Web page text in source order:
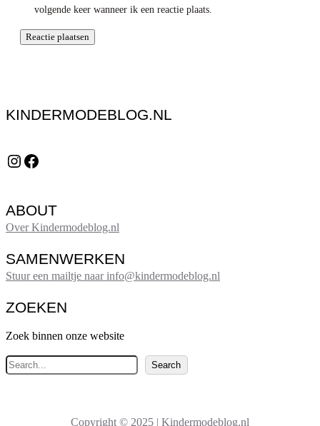
volgende keer wanneer ik een reactie plaats.
KINDERMODEBLOG.NL
Instagram Facebook
ABOUT
Over Kindermodeblog.nl
SAMENWERKEN
Stuur een mailtje naar info@kindermodeblog.nl
ZOEKEN
Zoek binnen onze website
Z
o
Search
Copyright © 2025 | Kindermodeblog.nl